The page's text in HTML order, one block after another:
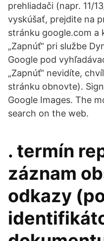
prehliadači (napr. 11/
vyskúšať, prejdite na
stránku google.com a
„Zapnúť“ pri službe
Google pod
„Zapnúť“ nevidíte,
stránku obnovte).
Google Images. The
search on the web.
. termín
záznam
odkazy